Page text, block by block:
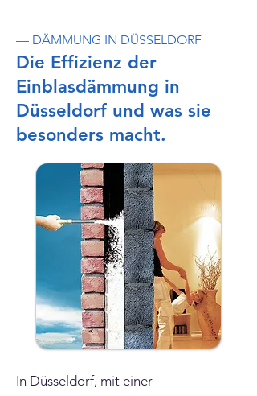
— DÄMMUNG IN DÜSSELDORF
Die Effizienz der
Einblasdämmung in
Düsseldorf und was sie
besonders macht.
In Düsseldorf, mit einer